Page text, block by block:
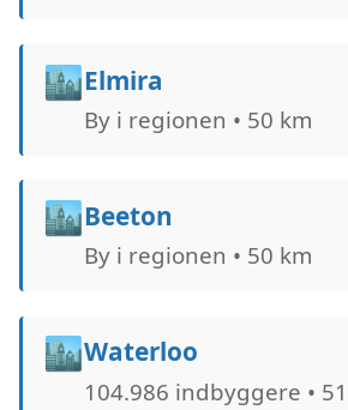
🏙️Elmira
By i regionen • 50 km
🏙️Beeton
By i regionen • 50 km
🏙️Waterloo
104.986 indbyggere •